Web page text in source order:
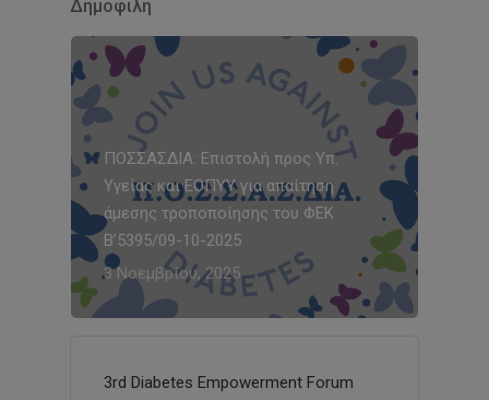
Δημοφιλή
ΠΟΣΣΑΣΔΙΑ: Επιστολή προς Υπ.
Υγείας και ΕΟΠΥΥ για απαίτηση
άμεσης τροποποίησης του ΦΕΚ
Β’5395/09-10-2025
3 Νοεμβρίου, 2025
3rd Diabetes Empowerment Forum